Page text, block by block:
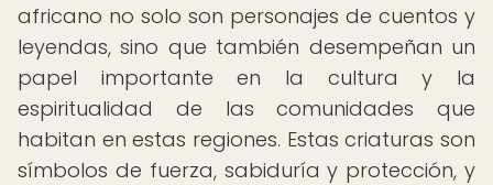
africano no solo son personajes de cuentos y
leyendas, sino que también desempeñan un
papel importante en la cultura y la
espiritualidad de las comunidades que
habitan en estas regiones. Estas criaturas son
símbolos de fuerza, sabiduría y protección, y